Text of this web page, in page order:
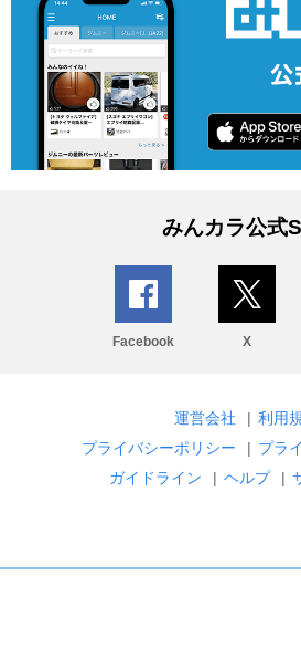
みんカラ公式
Facebook X
運営会社 | 利用
プライバシーポリシー
| プラ
ガイドライン
| ヘルプ |